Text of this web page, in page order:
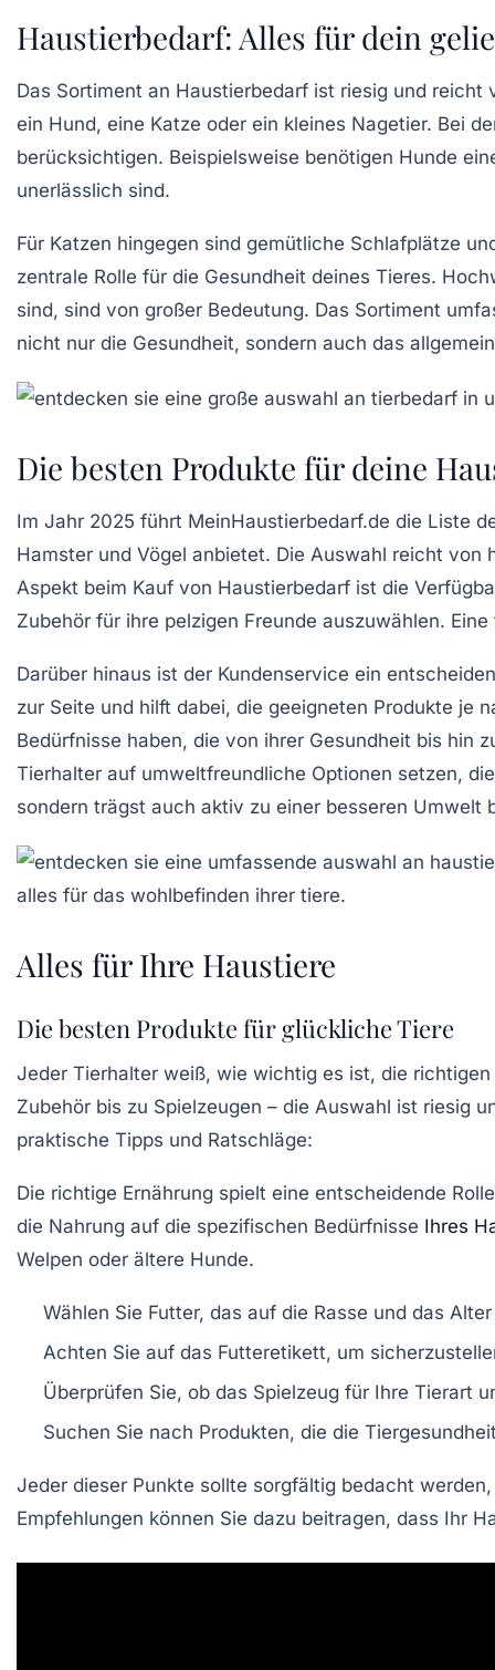
Haustierbedarf: Alles für dein
Das Sortiment an Haustierbedarf ist riesig und reicht
ein Hund, eine Katze oder ein kleines Nagetier. Bei
berücksichtigen. Beispielsweise benötigen Hunde
unerlässlich sind.
Für Katzen hingegen sind gemütliche Schlafplätze
zentrale Rolle für die Gesundheit deines Tieres.
sind, sind von großer Bedeutung. Das Sortiment
nicht nur die Gesundheit, sondern auch das
Die besten Produkte für deine
Im Jahr 2025 führt MeinHaustierbedarf.de die Liste
Hamster und Vögel anbietet. Die Auswahl reicht von
Aspekt beim Kauf von Haustierbedarf ist die
Zubehör für ihre pelzigen Freunde auszuwählen.
Darüber hinaus ist der Kundenservice ein
zur Seite und hilft dabei, die geeigneten Produkte je
Bedürfnisse haben, die von ihrer Gesundheit bis hin
Tierhalter auf umweltfreundliche Optionen setzen,
sondern trägst auch aktiv zu einer besseren Umwelt
Alles für Ihre Haustiere
Die besten Produkte für glückliche Tiere
Jeder Tierhalter weiß, wie wichtig es ist, die
Zubehör bis zu Spielzeugen – die Auswahl ist riesig
praktische Tipps und Ratschläge:
Die richtige Ernährung spielt eine entscheidende
die Nahrung auf die spezifischen Bedürfnisse Ihres
Welpen oder ältere Hunde.
Wählen Sie Futter, das auf die Rasse und das
Achten Sie auf das Futteretikett, um
Überprüfen Sie, ob das Spielzeug für Ihre Tierart
Suchen Sie nach Produkten, die die
Jeder dieser Punkte sollte sorgfältig bedacht
Empfehlungen können Sie dazu beitragen, dass Ihr